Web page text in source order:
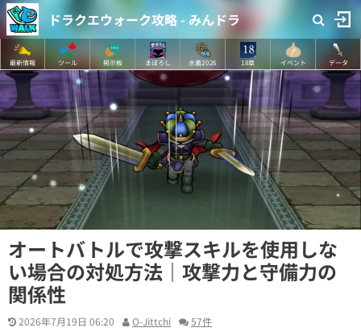
ドラクエウォーク攻略 - みんドラ
最新情報 ツール 掲示板 まぼろし 水着2026 18章 イベント データ
オートバトルで攻撃スキルを使用しな
い場合の対処方法｜攻撃力と守備力の
関係性
2026年7月19日 06:20 O-Jittchi 57件